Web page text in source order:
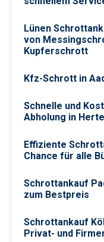
Lünen
von
Kupferschrott
Kfz-Schrott in
Schnelle und
Abholung in
Effiziente
Chance für alle
Schrottankauf
zum Bestpreis
Schrottankauf
Privat- und